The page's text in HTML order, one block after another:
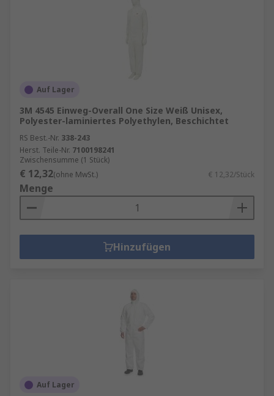
Auf Lager
3M 4545 Einweg-Overall One Size Weiß Unisex,
Polyester-laminiertes Polyethylen, Beschichtet
RS Best.-Nr. 338-243
Herst. Teile-Nr. 7100198241
Zwischensumme (1 Stück)
€ 12,32(ohne MwSt.) € 12,32/Stück
Menge
Hinzufügen
Auf Lager